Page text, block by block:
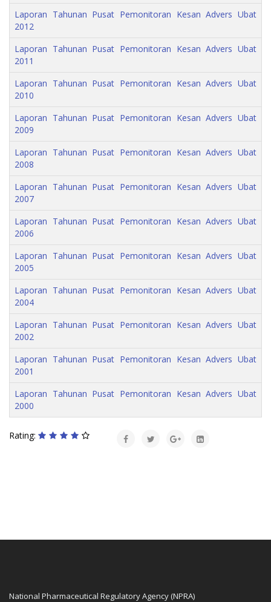
Laporan Tahunan Pusat Pemonitoran Kesan Advers Ubat
2012
Laporan Tahunan Pusat Pemonitoran Kesan Advers Ubat
2011
Laporan Tahunan Pusat Pemonitoran Kesan Advers Ubat
2010
Laporan Tahunan Pusat Pemonitoran Kesan Advers Ubat
2009
Laporan Tahunan Pusat Pemonitoran Kesan Advers Ubat
2008
Laporan Tahunan Pusat Pemonitoran Kesan Advers Ubat
2007
Laporan Tahunan Pusat Pemonitoran Kesan Advers Ubat
2006
Laporan Tahunan Pusat Pemonitoran Kesan Advers Ubat
2005
Laporan Tahunan Pusat Pemonitoran Kesan Advers Ubat
2004
Laporan Tahunan Pusat Pemonitoran Kesan Advers Ubat
2002
Laporan Tahunan Pusat Pemonitoran Kesan Advers Ubat
2001
Laporan Tahunan Pusat Pemonitoran Kesan Advers Ubat
2000
Rating:
National Pharmaceutical Regulatory Agency (NPRA)